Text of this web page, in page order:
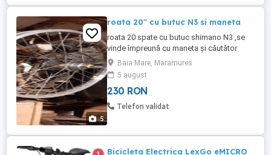
5
roata 20" cu butuc N3 si maneta
roata 20 spate cu butuc shimano N3 ,se
vinde împreună cu maneta și căutător
Baia Mare, Maramures
5 august
230 RON
Telefon validat
Bicicleta Electrica LexGo eMICRO